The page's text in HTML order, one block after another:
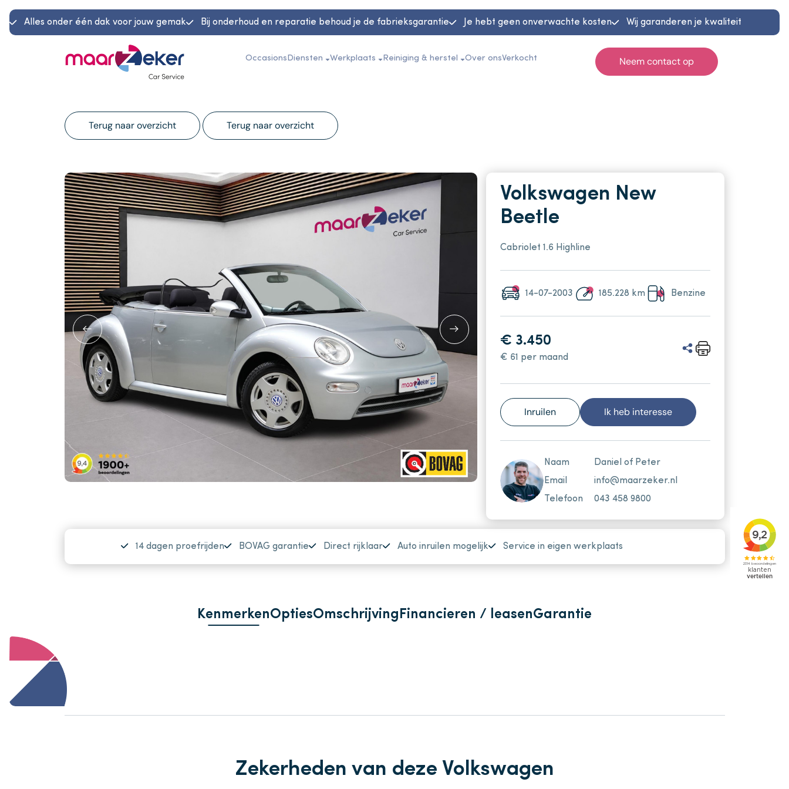
Alles onder één dak voor jouw gemak Bij onderhoud en reparatie behoud je de fabrieksgarantie Je hebt geen onverwachte kosten Wij garanderen je kwaliteit
OccasionsDiensten Werkplaats Reiniging & herstel Over onsVerkocht Neem contact op
Werkplaats
Vacatures
Over ons
Verkocht
Terug naar overzicht Terug naar overzicht
Volkswagen New
Beetle
Cabriolet 1.6 Highline
14-07-2003 185.228 km Benzine
€ 3.450
€ 61 per maand
Inruilen Ik heb interesse
Naam
Daniel of Peter
Email
info@maarzeker.nl
Telefoon
043 458 9800
14 dagen proefrijden BOVAG garantie Direct rijklaar Auto inruilen mogelijk Service in eigen werkplaats
KenmerkenOptiesOmschrijvingFinancieren / leasenGarantie
Zekerheden van deze Volkswagen